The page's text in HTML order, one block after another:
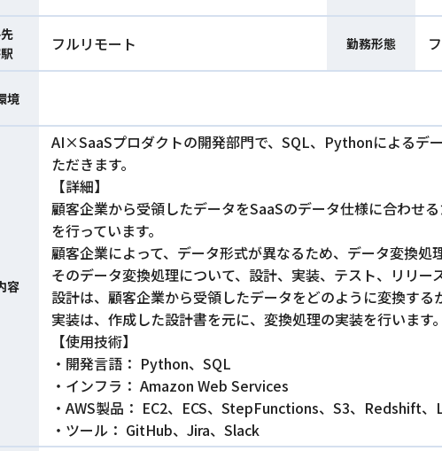
フルリモート 勤務形態
境
容
AI×SaaSプロダクトの開発部門で、SQL、Pythonによるデ
ただきます。
【詳細】
顧客企業から受領したデータをSaaSのデータ仕様に合わせ
を行っています。
顧客企業によって、データ形式が異なるため、データ変換処
そのデータ変換処理について、設計、実装、テスト、リリー
設計は、顧客企業から受領したデータをどのように変換する
実装は、作成した設計書を元に、変換処理の実装を行います。
【使用技術】
・開発言語： Python、SQL
・インフラ： Amazon Web Services
・AWS製品： EC2、ECS、StepFunctions、S3、Redshift
・ツール： GitHub、Jira、Slack